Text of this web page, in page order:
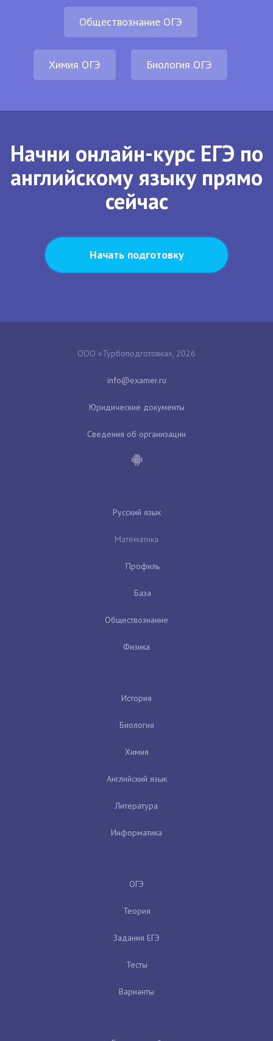
Обществознание ОГЭ
Химия ОГЭ Биология ОГЭ
Начни онлайн-курс ЕГЭ по
английскому языку прямо
сейчас
Начать подготовку
ООО «Турбоподготовка», 2026
Юридические документы
Сведения об организации
Русский язык
Математика
Профиль
База
Обществознание
Физика
История
Биология
Химия
Английский язык
Литература
Информатика
ОГЭ
Теория
Задания ЕГЭ
Тесты
Варианты